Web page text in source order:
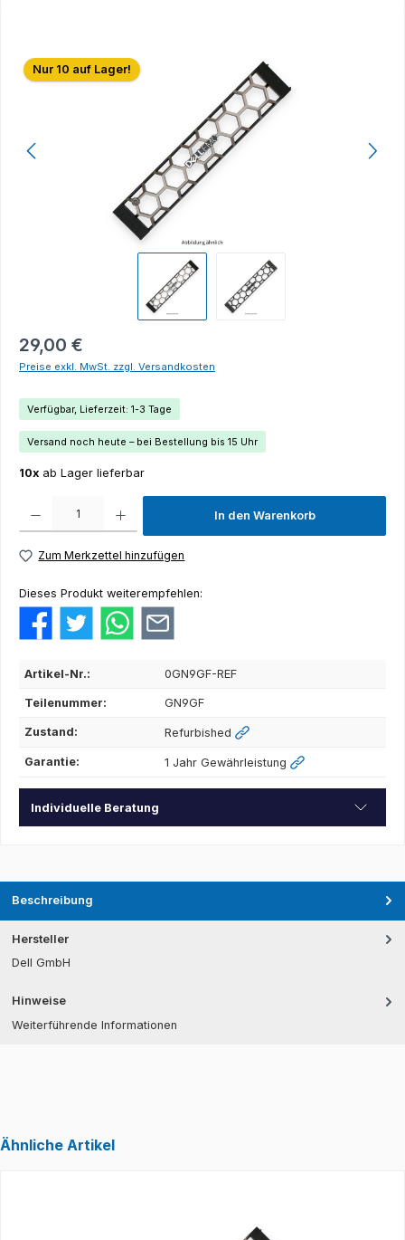
Bildergalerie überspringen
Nur 10 auf Lager!
29,00 €
Preise exkl. MwSt. zzgl. Versandkosten
Verfügbar, Lieferzeit: 1-3 Tage
Versand noch heute – bei Bestellung bis 15 Uhr
10x ab Lager lieferbar
Produkt Anzahl: Gib den gewünschten Wert ein oder benutze die Schaltflächen um die
In den Warenkorb
Zum Merkzettel hinzufügen
Dieses Produkt weiterempfehlen:
Artikel-Nr.: 0GN9GF-REF
Teilenummer: GN9GF
Zustand: Refurbished
Garantie: 1 Jahr Gewährleistung
Individuelle Beratung
Beschreibung
Hersteller
Dell GmbH
Hinweise
Weiterführende Informationen
Ähnliche Artikel